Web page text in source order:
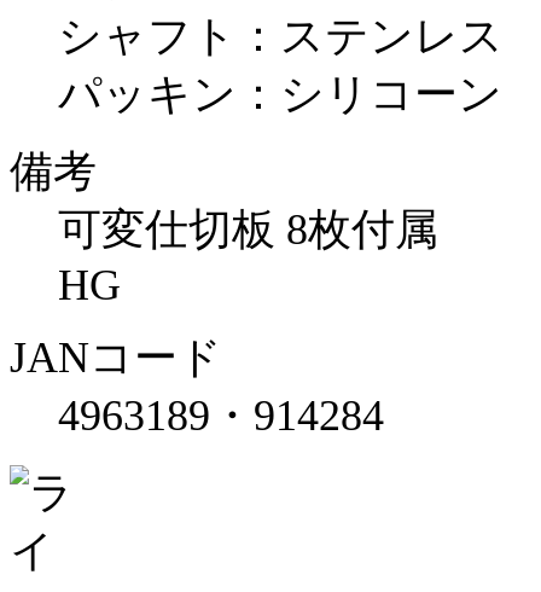
シャフト：ステンレス
パッキン：シリコーン
備考
可変仕切板 8枚付属
HG
JANコード
4963189・914284